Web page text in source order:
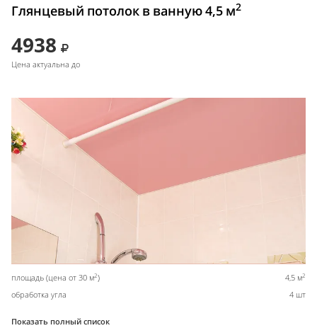
Глянцевый потолок в ванную 4,5 м2
4938
Цена актуальна до
площадь (цена от 30 м2) 4,5 м2
обработка угла 4 шт
Показать полный список